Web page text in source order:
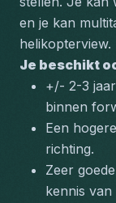
en je kan
helikopterview.
Je beschikt
+/- 2-3
binnen
Een
richting.
Zeer
kennis van